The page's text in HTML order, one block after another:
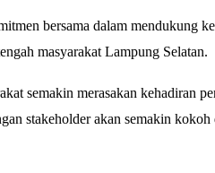
bersama dalam mendukung
masyarakat Lampung Selatan.
semakin merasakan kehadiran
stakeholder akan semakin